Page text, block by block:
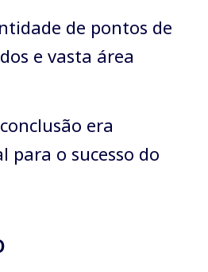
de pontos de
e vasta área
era
para o sucesso do